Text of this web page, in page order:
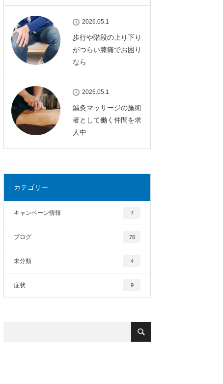
2026.05.1
歩行や階段の上り下り
がつらい膝痛でお困り
なら
2026.05.1
鍼灸マッサージの施術
者として働く仲間を求
人中
カテゴリー
キャンペーン情報 7
ブログ 76
未分類 4
症状 9